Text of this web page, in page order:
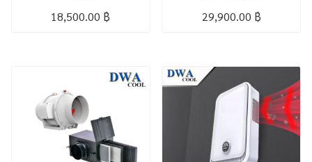
18,500.00 ฿
29,900.00 ฿